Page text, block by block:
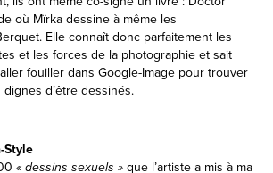
où Mïrka dessine à même les
Elle connaît donc parfaitement les
et les forces de la photographie et sait
fouiller dans Google-Image pour trouver
d’être dessinés.
Style
« dessins sexuels »que l’artiste a mis à ma